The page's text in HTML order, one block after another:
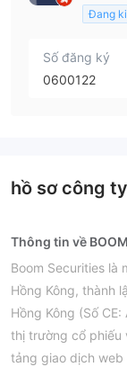
Đang
Số đăng ký
0600122
hồ sơ công ty
Thông tin về BOOM
Boom Securities là
Hồng Kông, thành
Hồng Kông (Số
thị trường cổ phiếu
tảng giao dịch